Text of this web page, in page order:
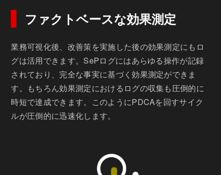
ファクトベースな効果測定
業務可視化後、改善策を実施した後の効果測定にもロ
グは活用できます。SePログにはあらゆる操作が記録
されており、完全な事実に基づく効果測定ができま
す。もちろん効果測定におけるログの収集も圧倒的に
時短で達成できます。このようにPDCAを回すサイク
ルが圧倒的に迅速化します。